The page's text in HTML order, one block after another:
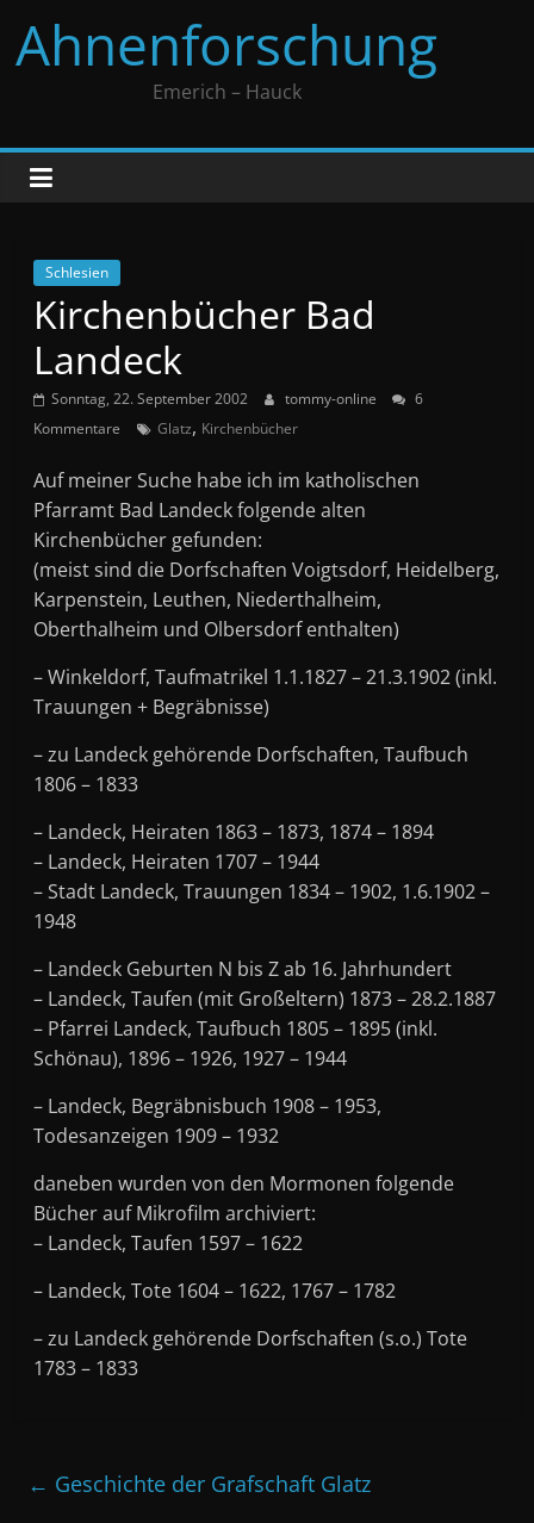
Inhalt
springen
Ahnenforschung
Emerich – Hauck
Schlesien
Kirchenbücher Bad
Landeck
Sonntag, 22. September 2002 tommy-online
6
Kommentare
Glatz, Kirchenbücher
Auf meiner Suche habe ich im katholischen
Pfarramt Bad Landeck folgende alten
Kirchenbücher gefunden:
(meist sind die Dorfschaften Voigtsdorf, Heidelberg,
Karpenstein, Leuthen, Niederthalheim,
Oberthalheim und Olbersdorf enthalten)
– Winkeldorf, Taufmatrikel 1.1.1827 – 21.3.1902 (inkl.
Trauungen + Begräbnisse)
– zu Landeck gehörende Dorfschaften, Taufbuch
1806 – 1833
– Landeck, Heiraten 1863 – 1873, 1874 – 1894
– Landeck, Heiraten 1707 – 1944
– Stadt Landeck, Trauungen 1834 – 1902, 1.6.1902 –
1948
– Landeck Geburten N bis Z ab 16. Jahrhundert
– Landeck, Taufen (mit Großeltern) 1873 – 28.2.1887
– Pfarrei Landeck, Taufbuch 1805 – 1895 (inkl.
Schönau), 1896 – 1926, 1927 – 1944
– Landeck, Begräbnisbuch 1908 – 1953,
Todesanzeigen 1909 – 1932
daneben wurden von den Mormonen folgende
Bücher auf Mikrofilm archiviert:
– Landeck, Taufen 1597 – 1622
– Landeck, Tote 1604 – 1622, 1767 – 1782
– zu Landeck gehörende Dorfschaften (s.o.) Tote
1783 – 1833
← Geschichte der Grafschaft Glatz